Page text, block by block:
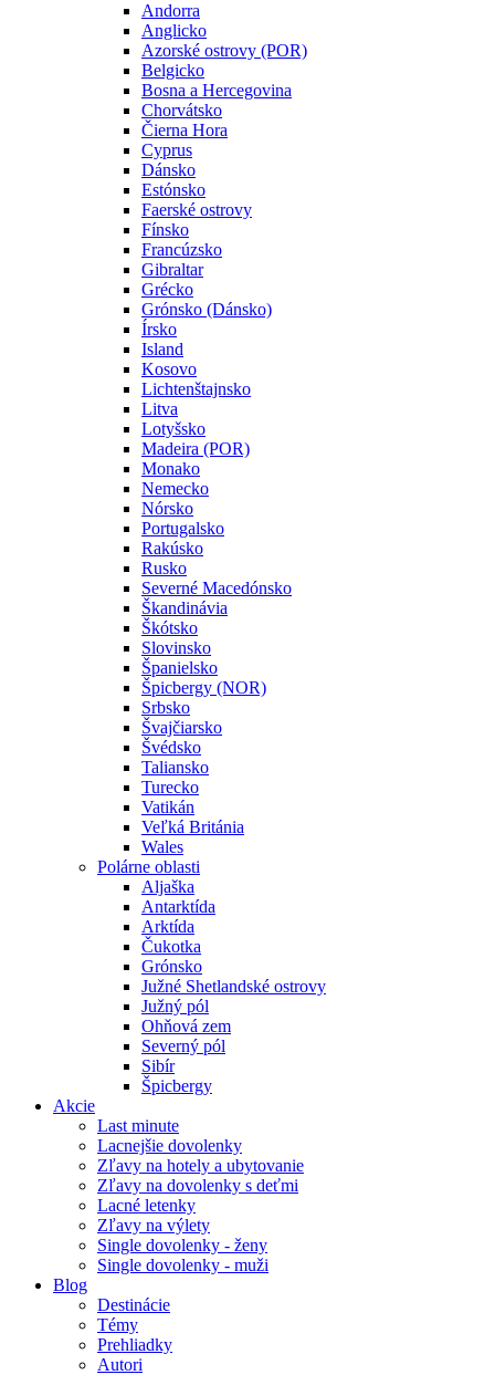
Andorra
Anglicko
Azorské ostrovy (POR)
Belgicko
Bosna a Hercegovina
Chorvátsko
Čierna Hora
Cyprus
Dánsko
Estónsko
Faerské ostrovy
Fínsko
Francúzsko
Gibraltar
Grécko
Grónsko (Dánsko)
Írsko
Island
Kosovo
Lichtenštajnsko
Litva
Lotyšsko
Madeira (POR)
Monako
Nemecko
Nórsko
Portugalsko
Rakúsko
Rusko
Severné Macedónsko
Škandinávia
Škótsko
Slovinsko
Španielsko
Špicbergy (NOR)
Srbsko
Švajčiarsko
Švédsko
Taliansko
Turecko
Vatikán
Veľká Británia
Wales
Polárne oblasti
Aljaška
Antarktída
Arktída
Čukotka
Grónsko
Južné Shetlandské ostrovy
Južný pól
Ohňová zem
Severný pól
Sibír
Špicbergy
Akcie
Last minute
Lacnejšie dovolenky
Zľavy na hotely a ubytovanie
Zľavy na dovolenky s deťmi
Lacné letenky
Zľavy na výlety
Single dovolenky - ženy
Single dovolenky - muži
Blog
Destinácie
Témy
Prehliadky
Autori